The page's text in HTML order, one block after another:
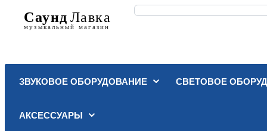
ЗВУКОВОЕ ОБОРУДОВАНИЕ СВЕТОВОЕ
АКСЕССУАРЫ